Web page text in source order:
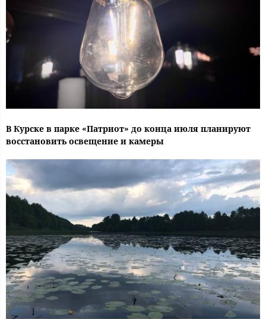
В Курске в парке «Патриот» до конца июля планируют
восстановить освещение и камеры